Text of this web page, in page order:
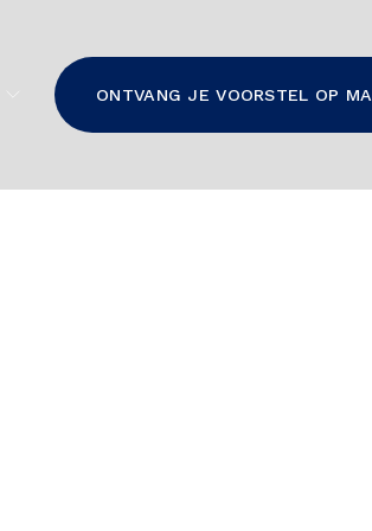
ONTVANG JE VOORSTEL OP